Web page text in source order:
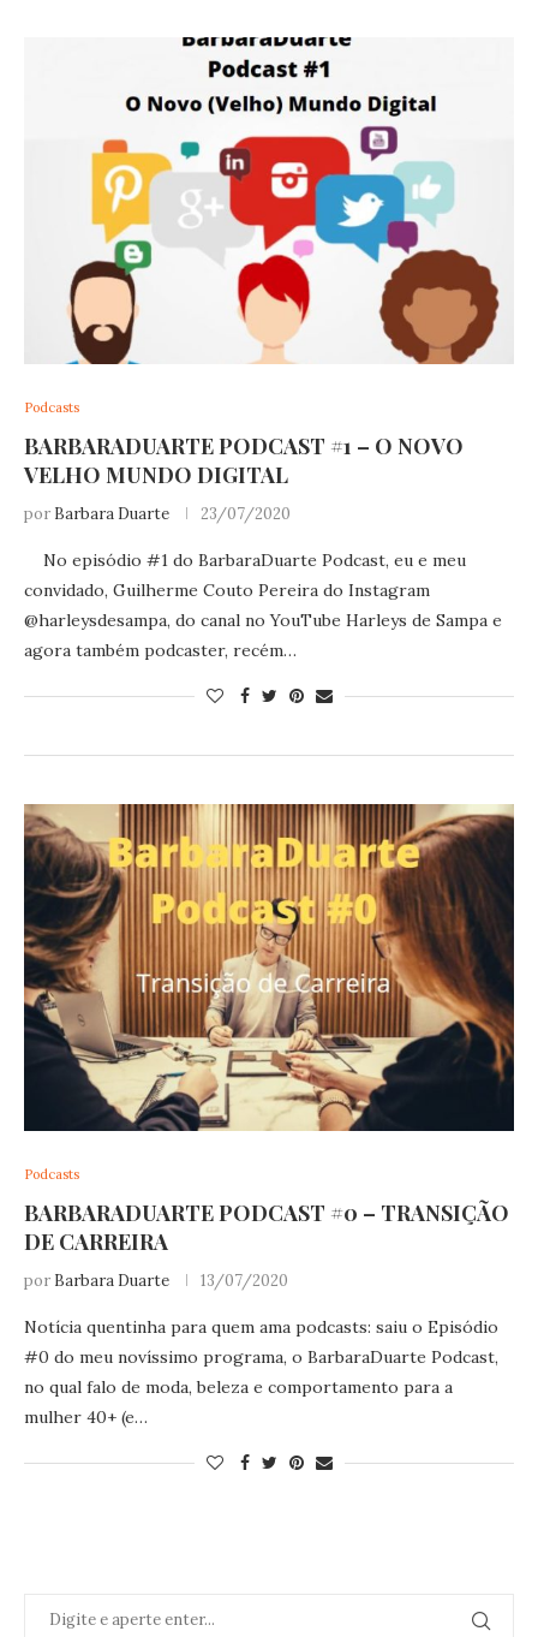
Podcasts
BARBARADUARTE PODCAST #1 – O NOVO
VELHO MUNDO DIGITAL
por Barbara Duarte 23/07/2020
No episódio #1 do BarbaraDuarte Podcast, eu e meu
convidado, Guilherme Couto Pereira do Instagram
@harleysdesampa, do canal no YouTube Harleys de Sampa e
agora também podcaster, recém…
Podcasts
BARBARADUARTE PODCAST #0 – TRANSIÇÃO
DE CARREIRA
por Barbara Duarte 13/07/2020
Notícia quentinha para quem ama podcasts: saiu o Episódio
#0 do meu novíssimo programa, o BarbaraDuarte Podcast,
no qual falo de moda, beleza e comportamento para a
mulher 40+ (e…